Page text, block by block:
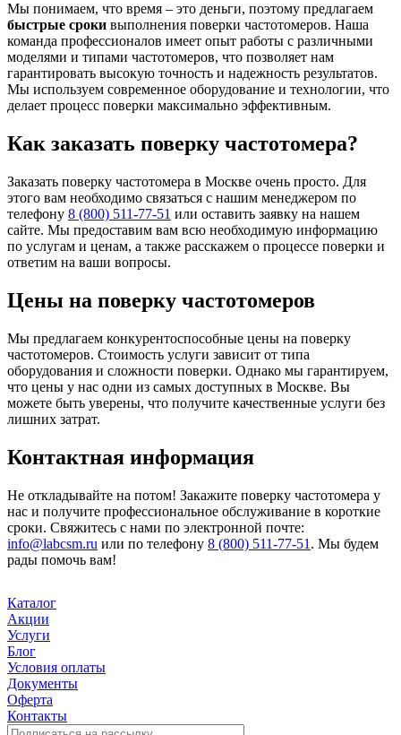
Мы понимаем, что время – это деньги, поэтому предлагаем
быстрые сроки выполнения поверки частотомеров. Наша
команда профессионалов имеет опыт работы с различными
моделями и типами частотомеров, что позволяет нам
гарантировать высокую точность и надежность результатов.
Мы используем современное оборудование и технологии, что
делает процесс поверки максимально эффективным.
Как заказать поверку частотомера?
Заказать поверку частотомера в Москве очень просто. Для
этого вам необходимо связаться с нашим менеджером по
телефону 8 (800) 511-77-51 или оставить заявку на нашем
сайте. Мы предоставим вам всю необходимую информацию
по услугам и ценам, а также расскажем о процессе поверки и
ответим на ваши вопросы.
Цены на поверку частотомеров
Мы предлагаем конкурентоспособные цены на поверку
частотомеров. Стоимость услуги зависит от типа
оборудования и сложности поверки. Однако мы гарантируем,
что цены у нас одни из самых доступных в Москве. Вы
можете быть уверены, что получите качественные услуги без
лишних затрат.
Контактная информация
Не откладывайте на потом! Закажите поверку частотомера у
нас и получите профессиональное обслуживание в короткие
сроки. Свяжитесь с нами по электронной почте:
info@labcsm.ru или по телефону 8 (800) 511-77-51 . Мы будем
рады помочь вам!
Каталог
Акции
Услуги
Блог
Условия оплаты
Документы
Оферта
Контакты